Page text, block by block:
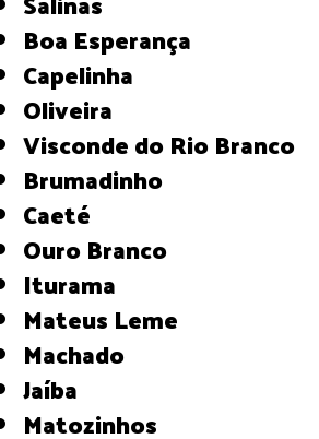
Boa Esperança
Capelinha
Oliveira
Visconde do Rio Branco
Brumadinho
Caeté
Ouro Branco
Iturama
Mateus Leme
Machado
Jaíba
Matozinhos